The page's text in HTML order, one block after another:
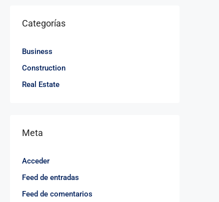
Categorías
Business
Construction
Real Estate
Meta
Acceder
Feed de entradas
Feed de comentarios